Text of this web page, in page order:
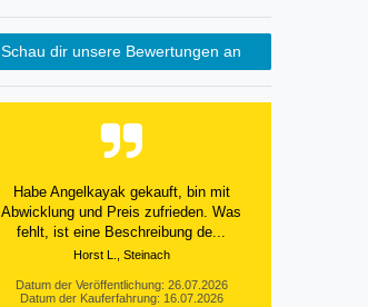
Schau dir unsere Bewertungen an
Habe Angelkayak gekauft, bin mit
Abwicklung und Preis zufrieden. Was
fehlt, ist eine Beschreibung de...
Horst L., Steinach
Datum der Veröffentlichung: 26.07.2026
Datum der Kauferfahrung: 16.07.2026